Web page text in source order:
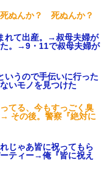
ぬんか？ 死ぬんか？
れて出産。→叔母夫婦が
。→9・11で叔母夫婦が
いうので手伝いに行った
いモノを見つけた
てる、今もすっごく臭
その後。警察『絶対に
じゃあ皆に祝ってもら
ティー→俺『皆に祝え